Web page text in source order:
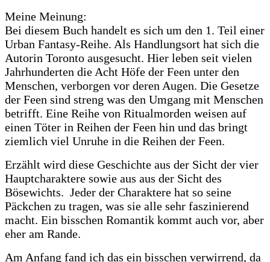
Meine Meinung:
Bei diesem Buch handelt es sich um den 1. Teil einer
Urban Fantasy-Reihe. Als Handlungsort hat sich die
Autorin Toronto ausgesucht. Hier leben seit vielen
Jahrhunderten die Acht Höfe der Feen unter den
Menschen, verborgen vor deren Augen. Die Gesetze
der Feen sind streng was den Umgang mit Menschen
betrifft. Eine Reihe von Ritualmorden weisen auf
einen Töter in Reihen der Feen hin und das bringt
ziemlich viel Unruhe in die Reihen der Feen.
Erzählt wird diese Geschichte aus der Sicht der vier
Hauptcharaktere sowie aus aus der Sicht des
Bösewichts. Jeder der Charaktere hat so seine
Päckchen zu tragen, was sie alle sehr faszinierend
macht. Ein bisschen Romantik kommt auch vor, aber
eher am Rande.
Am Anfang fand ich das ein bisschen verwirrend, da